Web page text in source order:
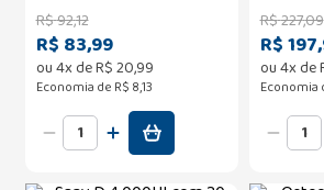
R$92,12
R$ 83,99
ou4x deR$20,99
Economia de R$ 8,13
R$227,09
R$
ou4x de
Economia